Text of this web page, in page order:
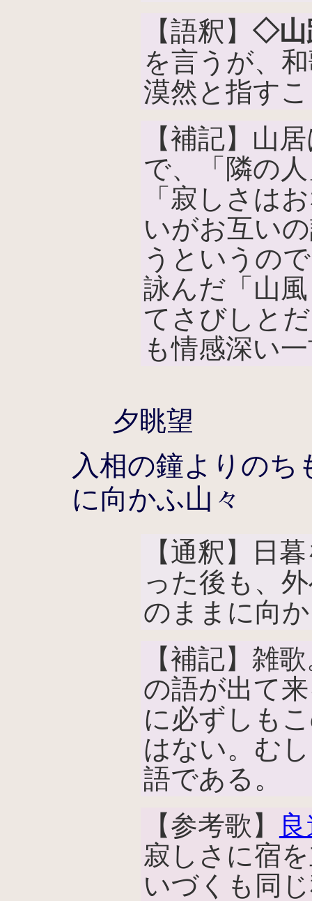
【語釈】 ◇山
を言うが、
漠然と指す
【補記】山
で、「隣の
「寂しさは
いがお互い
うというの
詠んだ「山
てさびしと
も情感深い
夕眺望
入相の鐘よりの
に向かふ山々
【通釈】日
った後も、
のままに向
【補記】雑
の語が出て
に必ずしも
はない。む
語である。
【参考歌】
寂しさに宿
いづくも同